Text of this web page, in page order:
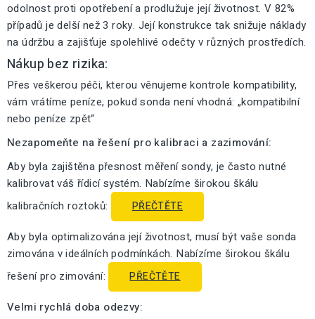
odolnost proti opotřebení a prodlužuje její životnost. V 82%
případů je delší než 3 roky. Její konstrukce tak snižuje náklady
na údržbu a zajišťuje spolehlivé odečty v různých prostředích.
Nákup bez rizika:
Přes veškerou péči, kterou věnujeme kontrole kompatibility,
vám vrátíme peníze, pokud sonda není vhodná: „kompatibilní
nebo peníze zpět“
Nezapomeňte na řešení pro kalibraci a zazimování:
Aby byla zajištěna přesnost měření sondy, je často nutné
kalibrovat váš řídicí systém. Nabízíme širokou škálu
kalibračních roztoků:
PŘEČTĚTE
Aby byla optimalizována její životnost, musí být vaše sonda
zimována v ideálních podmínkách. Nabízíme širokou škálu
řešení pro zimování:
PŘEČTĚTE
Velmi rychlá doba odezvy: